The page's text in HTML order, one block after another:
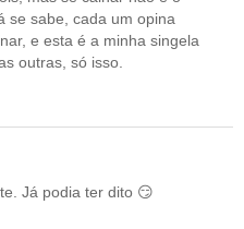
se sabe, cada um opina
e esta é a minha singela
outras, só isso.
Já podia ter dito 😏